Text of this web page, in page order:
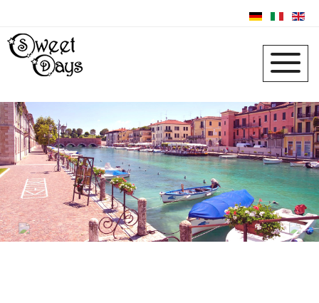
Previous Next